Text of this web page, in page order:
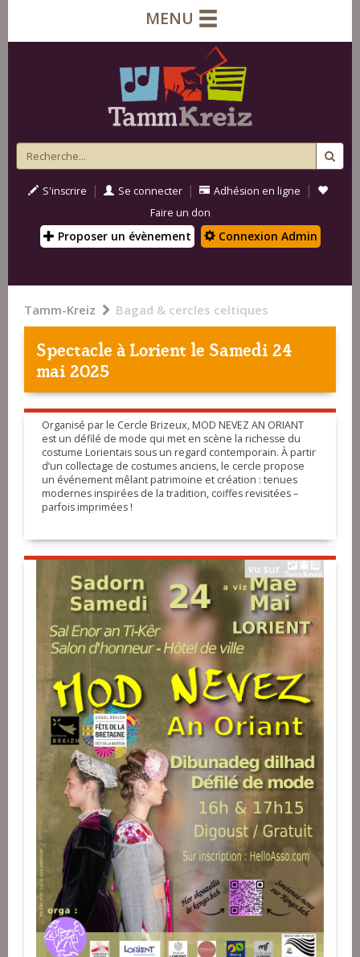
MENU
S'inscrire | Se connecter | Adhésion en ligne |
Faire un don
Proposer un évènement Connexion Admin
Tamm-Kreiz Bagad & cercles celtiques
Spectacle àLorient le Samedi 24
mai 2025
Organisé par le Cercle Brizeux, MOD NEVEZ AN ORIANT
est un défilé de mode qui met en scène la richesse du
costume Lorientais sous un regard contemporain. À partir
d’un collectage de costumes anciens, le cercle propose
un événement mêlant patrimoine et création : tenues
modernes inspirées de la tradition, coiffes revisitées –
parfois imprimées !